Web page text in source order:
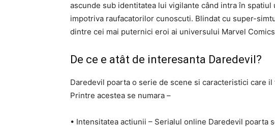
ascunde sub identitatea lui vigilante când intra în
impotriva raufacatorilor cunoscuti. Blindat cu super-
dintre cei mai puternici eroi ai universului Marvel
De ce e atât de interesanta Daredevil?
Daredevil poarta o serie de scene si caracteristici care
Printre acestea se numara –
• Intensitatea actiunii – Serialul online Daredevil poarta